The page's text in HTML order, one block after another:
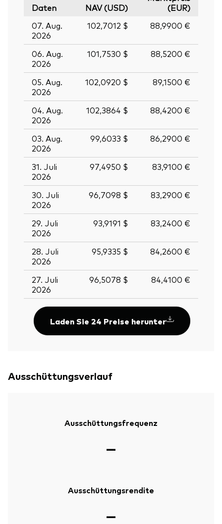
Daten NAV (USD)
(EUR)
07. Aug.
2026
102,7012 $ 88,9900 €
06. Aug.
2026
101,7530 $ 88,5200 €
05. Aug.
2026
102,0920 $ 89,1500 €
04. Aug.
2026
102,3864 $ 88,4200 €
03. Aug.
2026
99,6033 $ 86,2900 €
31. Juli
2026
97,4950 $ 83,9100 €
30. Juli
2026
96,7098 $ 83,2900 €
29. Juli
2026
93,9191 $ 83,2400 €
28. Juli
2026
95,9335 $ 84,2600 €
27. Juli
2026
96,5078 $ 84,4100 €
Laden Sie 24 Preise herunter
Ausschüttungsverlauf
Ausschüttungsfrequenz
—
Ausschüttungsrendite
—